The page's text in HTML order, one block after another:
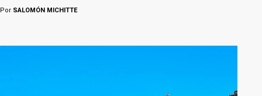
Por SALOMÓN MICHITTE